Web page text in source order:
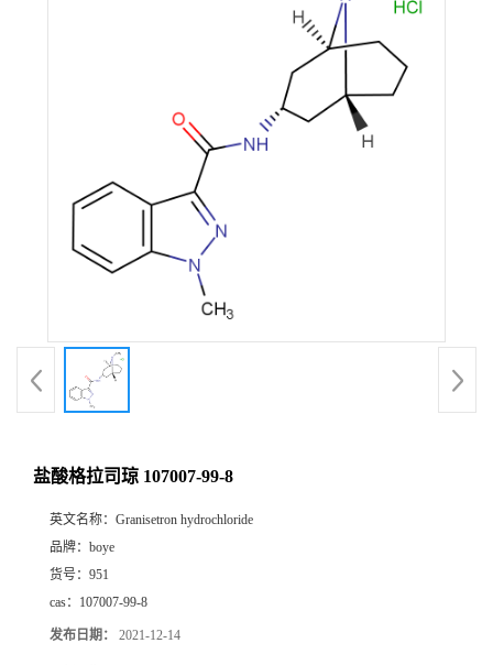
盐酸格拉司琼 107007-99-8
英文名称： Granisetron hydrochloride
品牌： boye
货号： 951
cas： 107007-99-8
发布日期： 2021-12-14